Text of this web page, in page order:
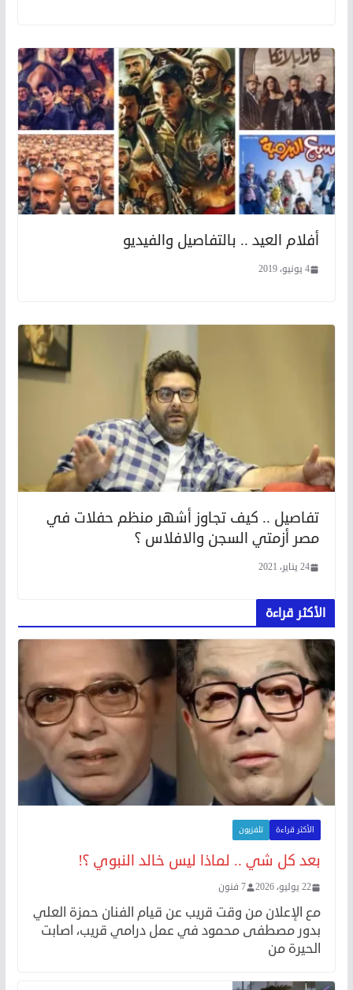
أفلام العيد .. بالتفاصيل والفيديو
4 يونيو، 2019
تفاصيل .. كيف تجاوز أشهر منظم حفلات في
مصر أزمتي السجن والافلاس ؟
24 يناير، 2021
الأكثر قراءة
الأكثر قراءة تلفزيون
بعد كل شي .. لماذا ليس خالد النبوي ؟!
22 يوليو، 2026 7 فنون
مع الإعلان من وقت قريب عن قيام الفنان حمزة العلي
بدور مصطفى محمود في عمل درامي قريب، اصابت
الحيرة من